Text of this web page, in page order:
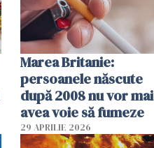
Marea Britanie:
persoanele născute
după 2008 nu vor mai
avea voie să fumeze
29 APRILIE 2026